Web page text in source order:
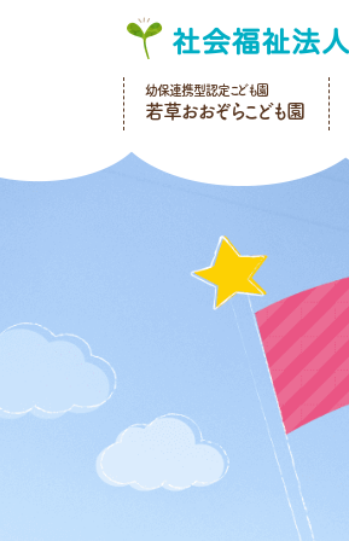
幼保連携型認定こども園
若草おおぞらこども園